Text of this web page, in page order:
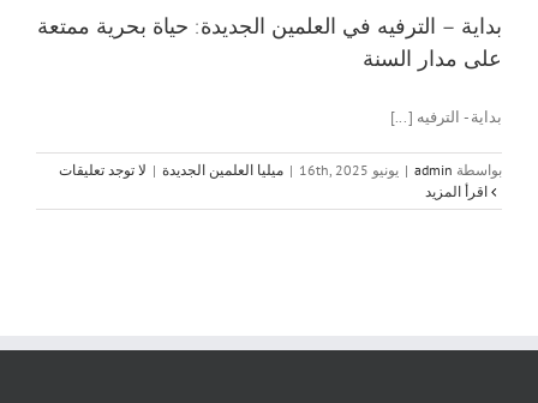
بداية – الترفيه في العلمين الجديدة: حياة بحرية ممتعة
على مدار السنة
بداية - الترفيه [...]
بواسطة admin
| يونيو 16th, 2025 | ميليا العلمين الجديدة | لا توجد تعليقات